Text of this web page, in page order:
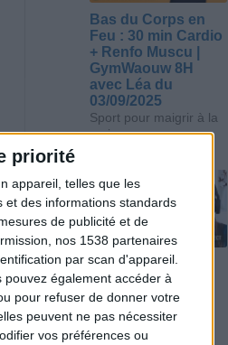
priorité
appareil, telles que les
et des informations standards
de publicité et de
nos 1538 partenaires
par scan d'appareil.
également accéder à
pour refuser de donner votre
peuvent ne pas nécessiter
vos préférences ou
Bas du Corps en
Feu : 30 min Cardio
+ Renfo Muscu |
GymWaouw 8H
avec Léa du
03/09/2025
Sport pour maigrir à la
maison
Le plan à 1600
calories est-il trop
copieux ?
Consultation